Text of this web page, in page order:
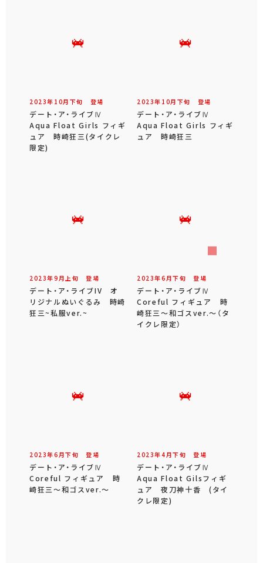
2023年 10月 下旬 登場
デート・ア・ライブⅣ
Aqua Float Girls フィギ
ュア 時崎狂三(タイクレ
限定)
2023年 10月 下旬 登場
デート・ア・ライブⅣ
Aqua Float Girls フィギ
ュア 時崎狂三
2023年9 月 上旬 登場
デート・ア・ライブIV オ
リジナルぬいぐるみ 時崎
狂三~私服ver.~
2023年6 月下旬 登場
デート・ア・ライブⅣ
Coreful フィギュア 時
崎狂三～和ゴスver.～（タ
イクレ限定）
2023年6 月下旬 登場
デート・ア・ライブⅣ
Coreful フィギュア 時
崎狂三～和ゴスver.～
2023年4 月下旬 登場
デート・ア・ライブⅣ
Aqua Float Gilsフィギ
ュア 夜刀神十香 (タイ
クレ限定)